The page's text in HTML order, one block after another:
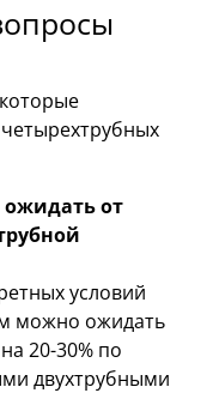
от
условий
можно ожидать
20-30% по
двухтрубными